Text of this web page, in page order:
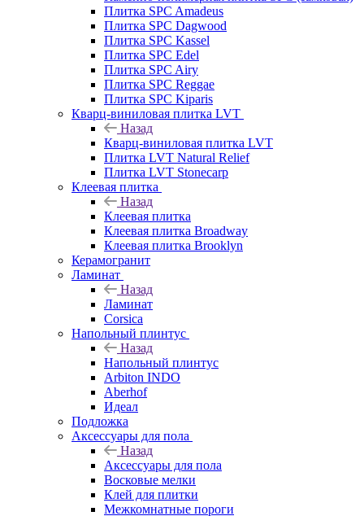
Плитка SPC Amadeus
Плитка SPC Dagwood
Плитка SPC Kassel
Плитка SPC Edel
Плитка SPC Airy
Плитка SPC Reggae
Плитка SPC Kiparis
Кварц-виниловая плитка LVT
Назад
Кварц-виниловая плитка LVT
Плитка LVT Natural Relief
Плитка LVT Stonecarp
Клеевая плитка
Назад
Клеевая плитка
Клеевая плитка Broadway
Клеевая плитка Brooklyn
Керамогранит
Ламинат
Назад
Ламинат
Corsica
Напольный плинтус
Назад
Напольный плинтус
Arbiton INDO
Aberhof
Идеал
Подложка
Аксессуары для пола
Назад
Аксессуары для пола
Восковые мелки
Клей для плитки
Межкомнатные пороги